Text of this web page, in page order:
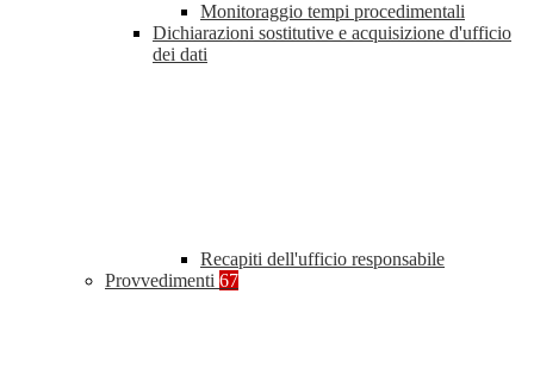
Monitoraggio tempi procedimentali
Dichiarazioni sostitutive e acquisizione d'ufficio
dei dati
Recapiti dell'ufficio responsabile
Provvedimenti 67